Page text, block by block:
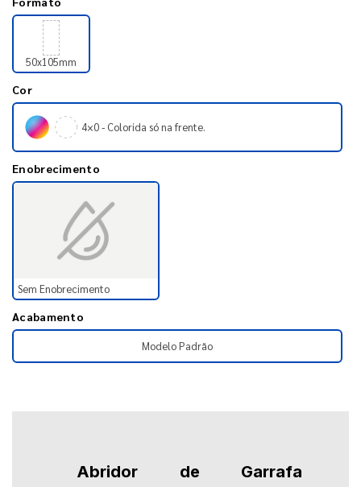
50x105mm
Cor
4×0 - Colorida só na frente.
Enobrecimento
Sem Enobrecimento
Acabamento
Modelo Padrão
Abridor de Garrafa